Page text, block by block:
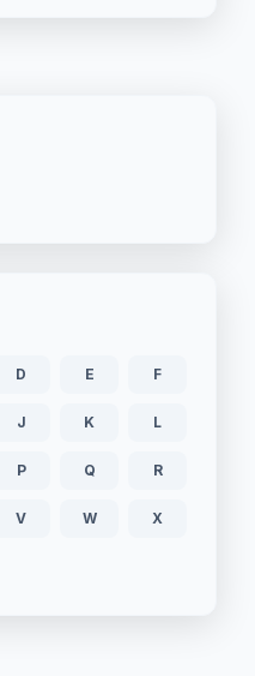
D E F
J K L
P Q R
V W X